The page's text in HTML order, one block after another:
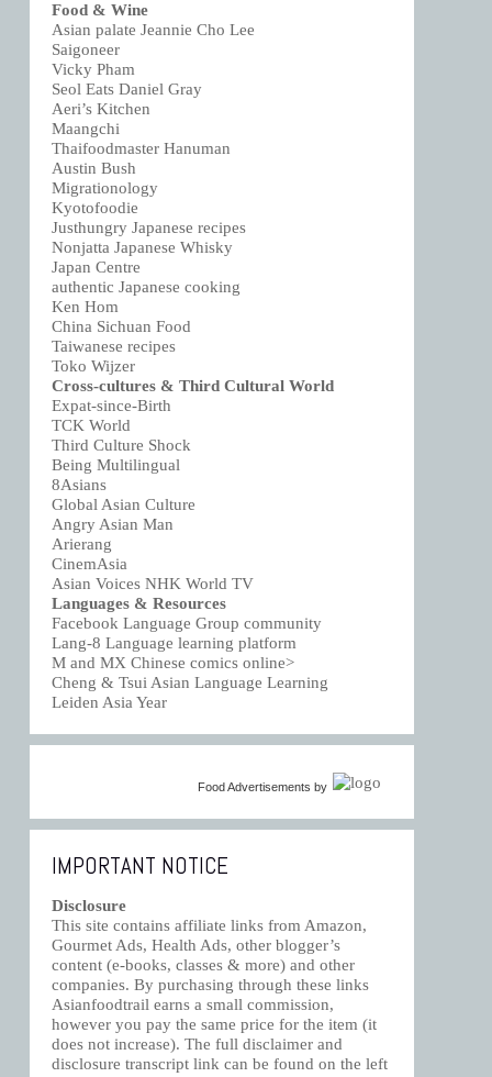
Food & Wine
Asian palate Jeannie Cho Lee
Saigoneer
Vicky Pham
Seol Eats Daniel Gray
Aeri’s Kitchen
Maangchi
Thaifoodmaster Hanuman
Austin Bush
Migrationology
Kyotofoodie
Justhungry Japanese recipes
Nonjatta Japanese Whisky
Japan Centre
authentic Japanese cooking
Ken Hom
China Sichuan Food
Taiwanese recipes
Toko Wijzer
Cross-cultures & Third Cultural World
Expat-since-Birth
TCK World
Third Culture Shock
Being Multilingual
8Asians
Global Asian Culture
Angry Asian Man
Arierang
CinemAsia
Asian Voices NHK World TV
Languages & Resources
Facebook Language Group community
Lang-8 Language learning platform
M and MX Chinese comics online>
Cheng & Tsui Asian Language Learning
Leiden Asia Year
Food Advertisements by
IMPORTANT NOTICE
Disclosure
This site contains affiliate links from Amazon,
Gourmet Ads, Health Ads, other blogger’s
content (e-books, classes & more) and other
companies. By purchasing through these links
Asianfoodtrail earns a small commission,
however you pay the same price for the item (it
does not increase). The full disclaimer and
disclosure transcript link can be found on the left